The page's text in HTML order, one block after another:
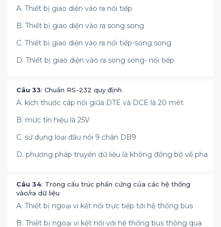
A. Thiết bị giao diện vào ra nối tiếp
B. Thiết bị giao diện vào ra song song
C. Thiết bị giao diện vào ra nối tiếp-song song
D. Thiết bị giao diện vào ra song song- nối tiếp
Câu 33: Chuẩn RS-232 quy định
A. kích thước cáp nối giữa DTE và DCE là 20 mét
B. mức tín hiệu là 25V
C. sử dụng loại đầu nối 9 chân DB9
D. phương pháp truyền dữ liệu là không đồng bộ về pha
Câu 34: Trong cấu trúc phần cứng của các hệ thống
vào/ra dữ liệu
A. Thiết bị ngoại vi kết nối trực tiếp tới hệ thống bus
B. Thiết bị ngoại vi kết nối với hệ thống bus thông qua